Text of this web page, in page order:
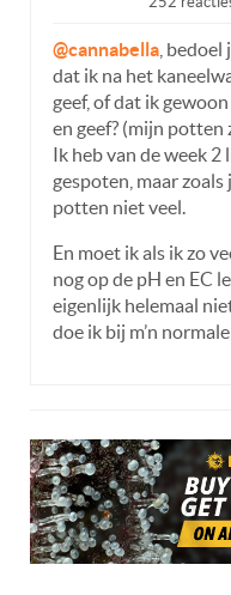
@cannabella ,
dat ik na het
geef, of dat ik
en geef? (mijn potten
Ik heb van de week
gespoten, maar
potten niet veel.
En moet ik als ik zo
nog op de pH en EC
eigenlijk helemaal
doe ik bij m’n